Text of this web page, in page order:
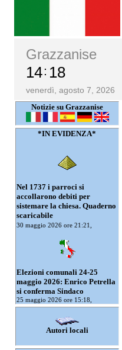
Grazzanise
14 18
venerdì, agosto 7, 2026
Notizie su Grazzanise
*IN EVIDENZA*
Nel 1737 i parroci si
accollarono debiti per
sistemare la chiesa. Quaderno
scaricabile
30 maggio 2026 ore 21:21,
Elezioni comunali 24-25
maggio 2026: Enrico Petrella
si conferma Sindaco
25 maggio 2026 ore 15:18,
Autori locali